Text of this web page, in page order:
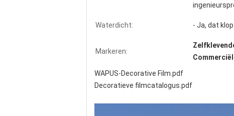
Waterdicht: - Ja, dat
Markeren:
WAPUS-Decorative Film.pdf
Decoratieve filmcatalogus.pdf